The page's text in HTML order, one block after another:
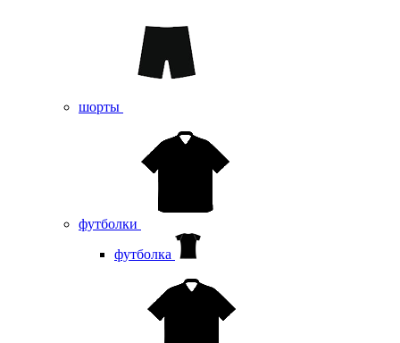
шорты
футболки
футболка